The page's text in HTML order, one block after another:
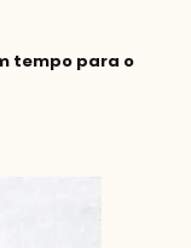
tempo para o